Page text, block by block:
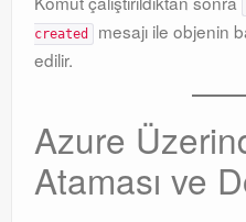
created
mesajı ile objenin
edilir.
Azure
Ataması ve